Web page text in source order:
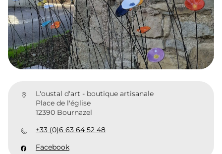
L'oustal d'art - boutique artisanale
Place de l'église
12390 Bournazel
+33 (0)6 63 64 52 48
Facebook